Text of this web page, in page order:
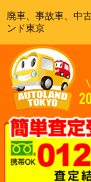
廃車、事故車、中
ンド東京